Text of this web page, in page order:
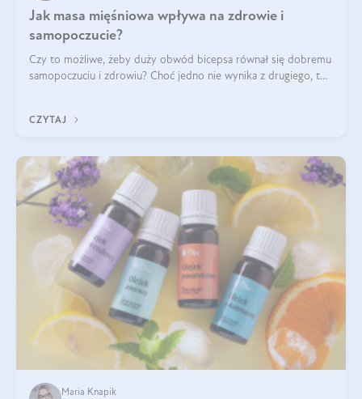
Jak masa mięśniowa wpływa na zdrowie i
samopoczucie?
Czy to możliwe, żeby duży obwód bicepsa równał się dobremu
samopoczuciu i zdrowiu? Choć jedno nie wynika z drugiego, to
wyjaśnimy.
CZYTAJ
Maria Knapik